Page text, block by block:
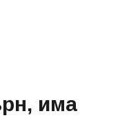
има